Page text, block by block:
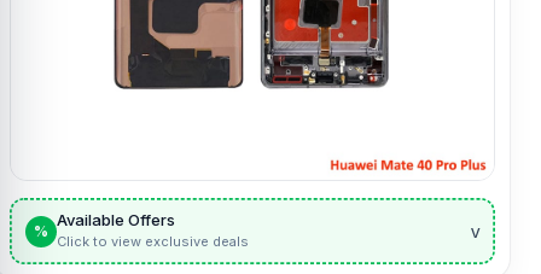
%
Available Offers
Click to view exclusive deals v